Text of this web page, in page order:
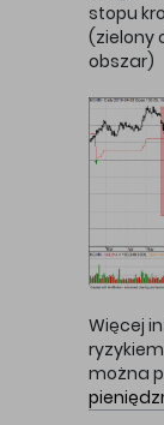
stopu
(zielony
obszar)
Więcej
można